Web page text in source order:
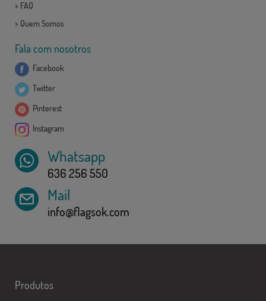
> FAQ
> Quem Somos
Fala com nosotros
Facebook
Twitter
Pinterest
Instagram
Whatsapp
636 256 550
Mail
info@flagsok.com
Produtos